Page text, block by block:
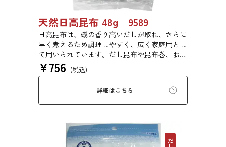
天然日高昆布 48g 9589
日高昆布は、磯の香り高いだしが取れ、さらに
早く煮えるため調理しやすく、広く家庭用とし
て用いられています。だし昆布や昆布巻、おで
ん、佃煮、煮締め等に最適です。
¥756 (税込)
詳細はこちら